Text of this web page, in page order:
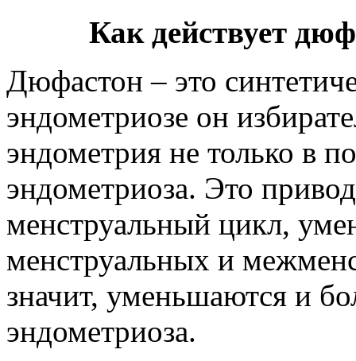
Как действует
Дюфастон – это
эндометриозе он
эндометрия не только в
эндометриоза. Это
менструальный цикл,
менструальных и
значит, уменьшаются и
эндометриоза.